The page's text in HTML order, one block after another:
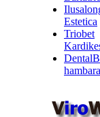
Estetica
Triobet